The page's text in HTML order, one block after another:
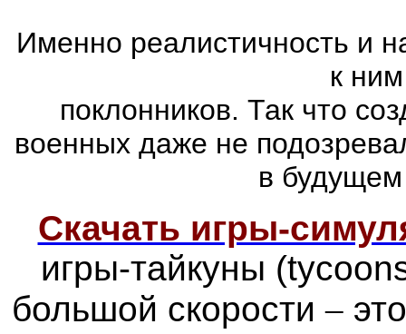
Именно реалистичность и
к
поклонников. Так что
военных даже не
в будущем
Скачать игры-
игры-тайкуны
большой скорости–